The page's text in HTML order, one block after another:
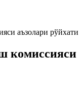
аъзолари рўйхати
комиссияси